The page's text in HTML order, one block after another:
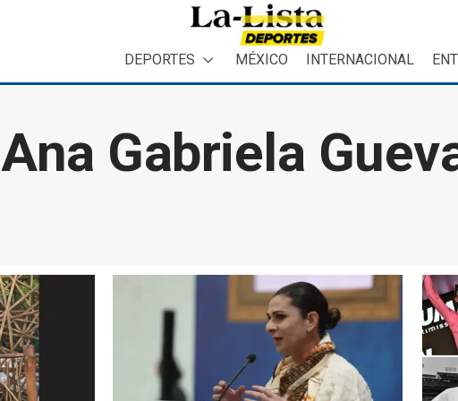
DEPORTES MÉXICO INTERNACIONAL
Ana Gabriela